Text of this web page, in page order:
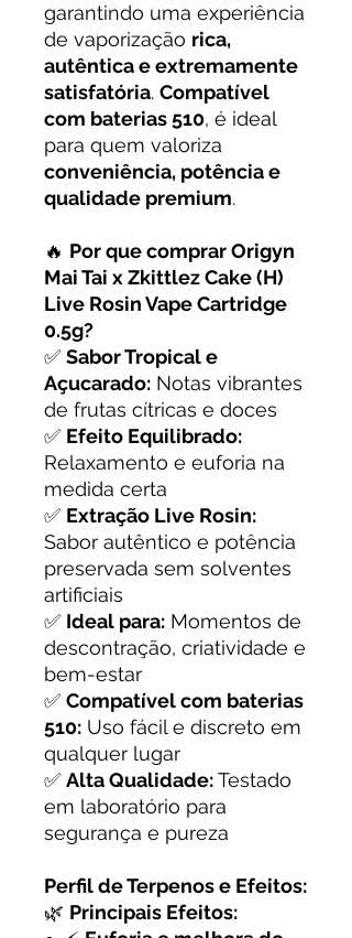
garantindo uma experiência
de vaporização rica,
autêntica e extremamente
satisfatória. Compatível
com baterias 510, é ideal
para quem valoriza
conveniência, potência e
qualidade premium.
🔥 Por que comprar Origyn
Mai Tai x Zkittlez Cake (H)
Live Rosin Vape Cartridge
0.5g?
✅ Sabor Tropical e
Açucarado: Notas vibrantes
de frutas cítricas e doces
✅ Efeito Equilibrado:
Relaxamento e euforia na
medida certa
✅ Extração Live Rosin:
Sabor autêntico e potência
preservada sem solventes
artificiais
✅ Ideal para: Momentos de
descontração, criatividade e
bem-estar
✅ Compatível com baterias
510: Uso fácil e discreto em
qualquer lugar
✅ Alta Qualidade:Testado
em laboratório para
segurança e pureza
Perfil de Terpenos e Efeitos:
🌿 Principais Efeitos: